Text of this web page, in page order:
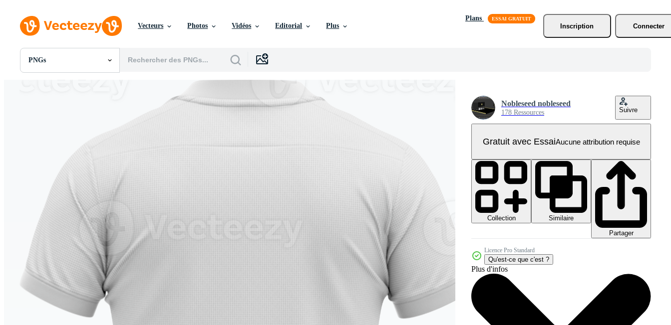
Vecteurs Photos Vidéos Editorial Plus
Plans
Inscription
Connecter
PNGs
Toutes Images
Images Éditoriales
Événements Éditoriaux
Nobleseed nobleseed
178 Ressources Suivre
Gratuit avec EssaiAucune attribution requise
Collection
Similaire
Partager
Licence Pro Standard
Qu'est-ce que c'est ?
Plus d'infos